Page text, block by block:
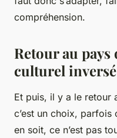
compréhension.
Retour au pays
culturel inversé
Et puis, il y a le retour
c’est un choix, parfois
en soit, ce n’est pas